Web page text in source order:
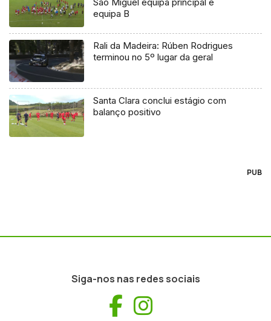
São Miguel equipa principal e
equipa B
Rali da Madeira: Rúben Rodrigues
terminou no 5º lugar da geral
Santa Clara conclui estágio com
balanço positivo
PUB
Siga-nos nas redes sociais
Facebook